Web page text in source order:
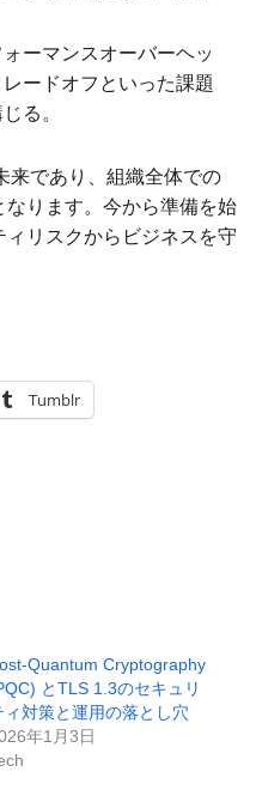
ォーマンスオーバーヘッ
ードオフといった課題
る。
来であり、組織全体での
ります。今から準備を始
リスクからビジネスを守
Tumblr
Quantum Cryptography
とTLS 1.3のセキュリ
ィ対策と運用の落とし穴
年1月3日